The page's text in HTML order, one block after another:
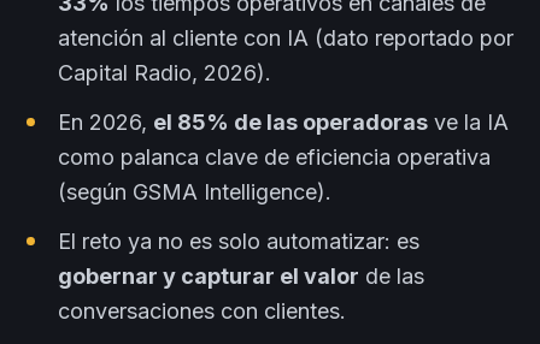
atención al cliente con IA (dato reportado por
Capital Radio, 2026).
En 2026, el 85% de las operadoras ve la IA
como palanca clave de eficiencia operativa
(según GSMA Intelligence).
El reto ya no es solo automatizar: es
gobernar y capturar el valor de las
conversaciones con clientes.